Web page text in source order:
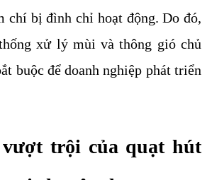
chí bị đình chỉ hoạt động. Do đó,
xử lý mùi và thông gió chủ
buộc để doanh nghiệp phát triển
trội của quạt hút